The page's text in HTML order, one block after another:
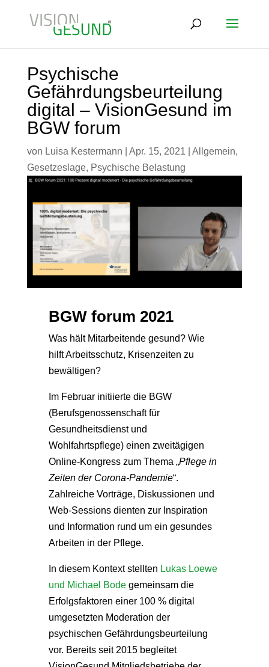
Psychische
Gefährdungsbeurteilung
digital – VisionGesund im
BGW forum
von Luisa Kestermann Apr. 15, 2021 Allgemein,
Gesetzeslage, Psychische Belastung
BGW forum 2021
Was hält Mitarbeitende gesund? Wie
hilft Arbeitsschutz, Krisenzeiten zu
bewältigen?
Im Februar initiierte die BGW
(Berufsgenossenschaft für
Gesundheitsdienst und
Wohlfahrtspflege) einen zweitägigen
Online-Kongress zum Thema „Pflege in
Zeiten der Corona-Pandemie“.
Zahlreiche Vorträge, Diskussionen und
Web-Sessions dienten zur Inspiration
und Information rund um ein gesundes
Arbeiten in der Pflege.
In diesem Kontext stellten Lukas Loewe
und Michael Bodegemeinsam die
Erfolgsfaktoren einer 100 % digital
umgesetzten Moderation der
psychischen Gefährdungsbeurteilung
vor. Bereits seit 2015 begleitet